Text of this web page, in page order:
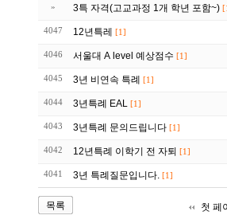
» 3특 자격(고교과정 1개 학년 포함~)
4047 12년특레 [1]
4046 서울대 A level 예상점수 [1]
4045 3년 비연속 특례 [1]
4044 3년특례 EAL [1]
4043 3년특례 문의드립니다 [1]
4042 12년특례 이학기 전 자퇴 [1]
4041 3년 특례질문입니다. [1]
목록 첫 페